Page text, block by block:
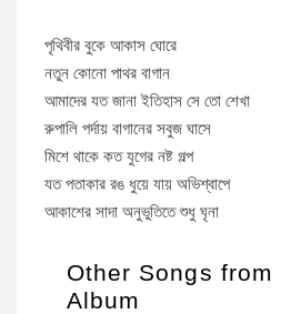
পৃথিবীর বুকে আকাস ঘোরে
নতুন কোনো পাথর বাগান
আমাদের যত জানা ইতিহাস সে তো শেখা
রুপালি পর্দায় বাগানের সবুজ ঘাসে
মিশে থাকে কত যুগের নষ্ট গল্প
যত পতাকার রঙ ধুয়ে যায় অভিশ্বাপে
আকাশের সাদা অনুভুতিতে শুধু ঘৃনা
Other Songs from
Album